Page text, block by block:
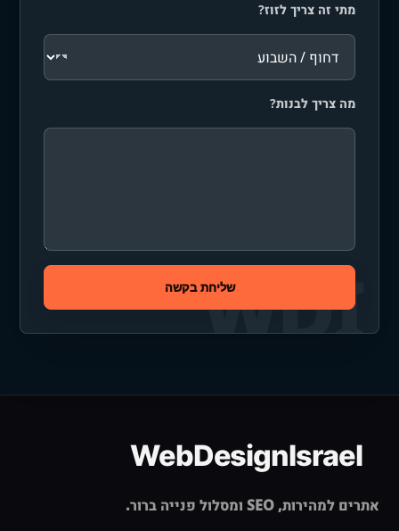
מתי זה צריך לזוז?
מה צריך לבנות?
שליחת בקשה
אתרים למהירות, SEO ומסלול פנייה ברור.